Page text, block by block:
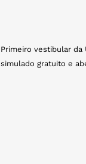
Primeiro vestibular da
simulado gratuito e